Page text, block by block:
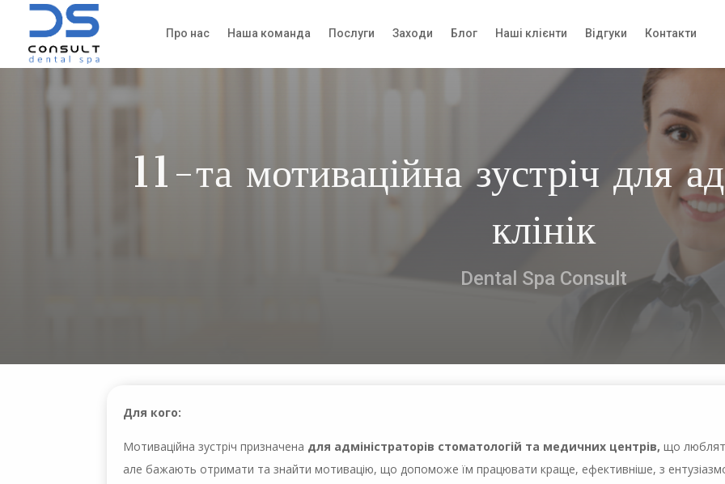
Про нас Наша команда Послуги Заходи Блог Наші клієнти Відгуки Контакти
11-та мотиваційна зустріч для
клінік
Dental Spa Consult
Для кого:
Мотиваційна зустріч призначена для адміністраторів стоматологій та медичних центрів, що
але бажають отримати та знайти мотивацію, що допоможе їм працювати краще, ефективніше, з